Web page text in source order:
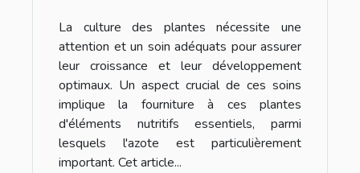
La culture des plantes nécessite une
attention et un soin adéquats pour assurer
leur croissance et leur développement
optimaux. Un aspect crucial de ces soins
implique la fourniture à ces plantes
d'éléments nutritifs essentiels, parmi
lesquels l'azote est particulièrement
important. Cet article...